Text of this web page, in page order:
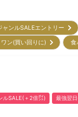
ャンルSALEエントリー
ワン(買い回りに)
ルSALE(＋2倍㌽) 最強翌